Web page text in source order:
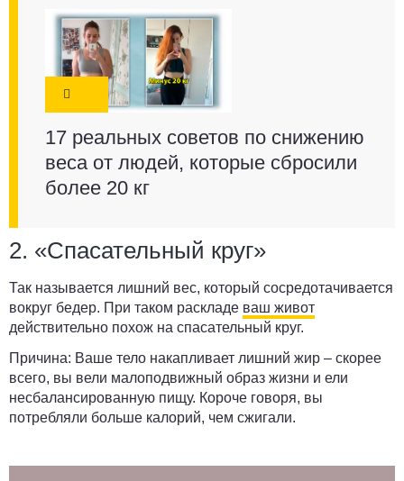
17 реальных советов по снижению
веса от людей, которые сбросили
более 20 кг
2. «Спасательный круг»
Так называется лишний вес, который сосредотачивается
вокруг бедер. При таком раскладе ваш живот
действительно похож на спасательный круг.
Причина: Ваше тело накапливает лишний жир – скорее
всего, вы вели малоподвижный образ жизни и ели
несбалансированную пищу. Короче говоря, вы
потребляли больше калорий, чем сжигали.